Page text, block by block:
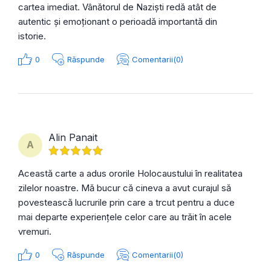
cartea imediat. Vânătorul de Naziști redă atât de
autentic și emoționant o perioadă importantă din
istorie.
0 Răspunde Comentarii(0)
A
Alin Panait
Această carte a adus ororile Holocaustului în realitatea
zilelor noastre. Mă bucur că cineva a avut curajul să
povestească lucrurile prin care a trcut pentru a duce
mai departe experiențele celor care au trăit în acele
vremuri.
0 Răspunde Comentarii(0)